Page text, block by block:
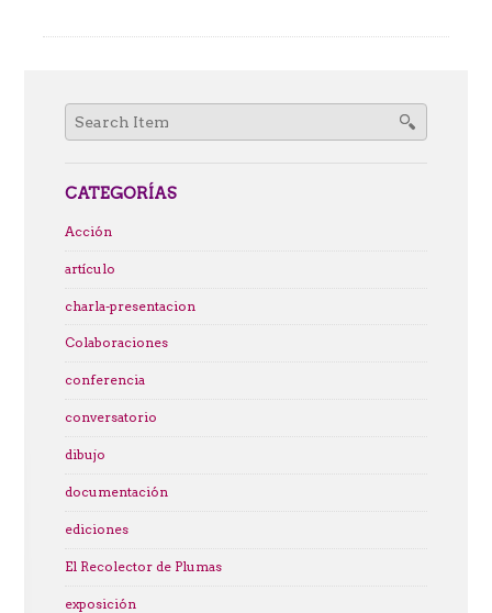
Search
for:
CATEGORÍAS
Acción
artículo
charla-presentacion
Colaboraciones
conferencia
conversatorio
dibujo
documentación
ediciones
El Recolector de Plumas
exposición